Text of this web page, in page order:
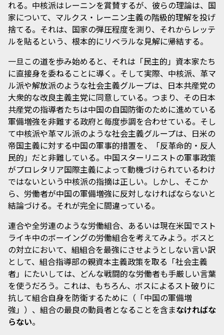
れる。中核派はレーニンを賞賛するが、彼らの理論は、国
家について、マルクス・レーニン主義の階級的理解を投げ
捨てる。それは、国家の弾圧程度を測り、それからレッテ
ルを貼るという、根本的にリベラルな見解に帰結する。
一旦この道を歩み始めると、それは「民主的」資本家たち
に直接身を委ねることに導く。そして実際、中核派、革マ
ル派や解放派のような社会主義グループは、日本共産党の
大衆的な改良主義主党に同意している。つまり、その日本
共産党の指導者たちは中国の自国防衛のために進めている
軍備増強を非難する政府と毎度歩調を合わせている。そし
て中核派や革マル派のような社会主義グループは、日米の
帝国主義に対する中国の軍事的措置を、「反革命的・反人
民的」だと非難している。中国スターリニストの軍事政策
がプロレタリア国際主義によって動機づけられているわけ
ではないという中核派の指摘は正しい。しかし、そこか
ら、労働者が中国の軍備増強に反対しなければならないと
結論づける。それが完全に間違っている。
連合や全労連のような労働組合、あるいは現在米国でスト
ライキ中のボーイングの労働組合を考えてみよう。ボスと
の対立において、組組合を最強にさせようとしない言い訳
として、組合指導部の親資本主義政策を取る「社会主義
者」にたいしては、どんな戦闘的な労働者も手厳しい言葉
を使うだろう。これは、もちろん、ボスによるスト破りに
抗して組合自身を防衛するために（「中国の軍備増
強」）、組合の最良の動員者となることを含まなければな
らない。